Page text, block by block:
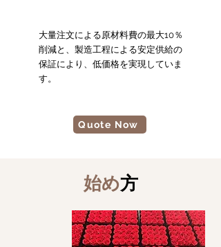
大量注文による原材料費の最大10％
削減と、製造工程による安定供給の
保証により、低価格を実現していま
す。
Quote Now
始め方